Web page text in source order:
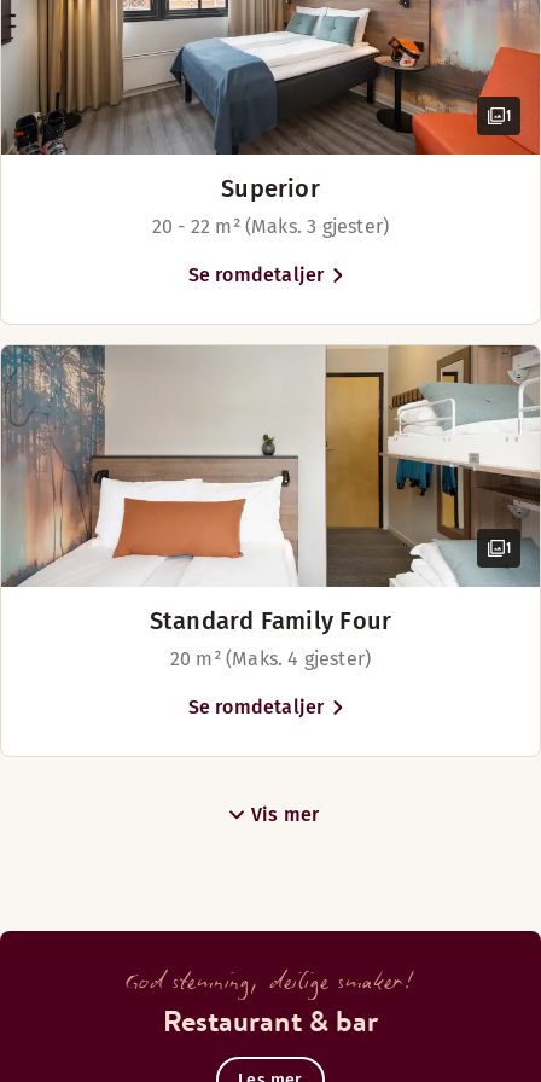
1
Superior
20 - 22 m² (Maks. 3 gjester)
Se romdetaljer
1
Standard Family Four
20 m² (Maks. 4 gjester)
Se romdetaljer
Vis mer
God stemning, deilige smaker!
Restaurant & bar